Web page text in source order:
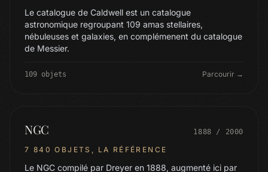
Le catalogue de Caldwell est un catalogue
astronomique regroupant 109 amas stellaires,
nébuleuses et galaxies, en complémenent du catalogue
de Messier.
109 objets Parcourir →
NGC 1888 / 2000
7 840 OBJETS, LA RÉFÉRENCE
Le NGC compilé par Dreyer en 1888, augmenté ici par